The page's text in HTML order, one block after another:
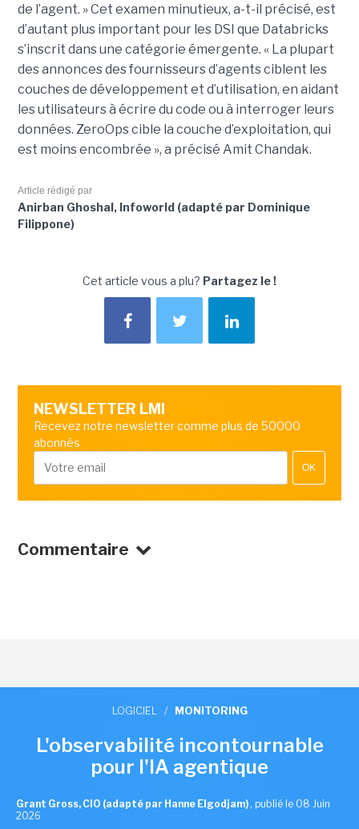
de l’agent. » Cet examen minutieux, a-t-il précisé, est
d’autant plus important pour les DSI que Databricks
s’inscrit dans une catégorie émergente. « La plupart
des annonces des fournisseurs d’agents ciblent les
couches de développement et d’utilisation, en aidant
les utilisateurs à écrire du code ou à interroger leurs
données. ZeroOps cible la couche d’exploitation, qui
est moins encombrée », a précisé Amit Chandak.
Article rédigé par
Anirban Ghoshal, Infoworld (adapté par Dominique
Filippone)
Cet article vous a plu? Partagez le !
NEWSLETTER LMI
Recevez notre newsletter comme plus de 50000
abonnés
OK
Commentaire
LOGICIEL / MONITORING
L'observabilité incontournable
pour l'IA agentique
Grant Gross, CIO (adapté par Hanne Elgodjam) , publié le 08 Juin
2026